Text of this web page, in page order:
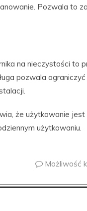
Pozwala to
na nieczystości to
pozwala
że użytkowanie
użytkowaniu.
Możliwość